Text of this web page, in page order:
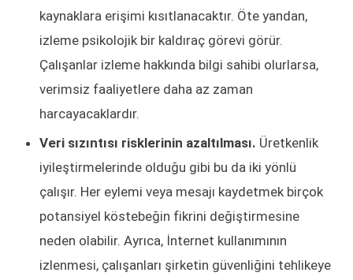
kaynaklara erişimi kısıtlanacaktır. Öte yandan,
izleme psikolojik bir kaldıraç görevi görür.
Çalışanlar izleme hakkında bilgi sahibi olurlarsa,
verimsiz faaliyetlere daha az zaman
harcayacaklardır.
Veri sızıntısı risklerinin azaltılması. Üretkenlik
iyileştirmelerinde olduğu gibi bu da iki yönlü
çalışır. Her eylemi veya mesajı kaydetmek birçok
potansiyel köstebeğin fikrini değiştirmesine
neden olabilir. Ayrıca, İnternet kullanımının
izlenmesi, çalışanları şirketin güvenliğini tehlikeye